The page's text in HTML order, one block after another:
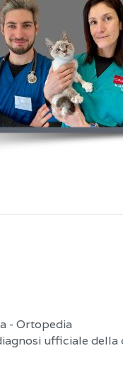
- Ortopedia
ufficiale della